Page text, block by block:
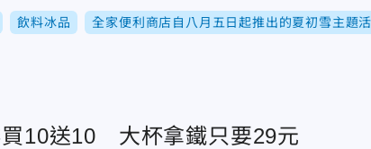
飲料冰品 全家便利商店自八月五日起推出的夏初雪主題
買10送10 大杯拿鐵只要29元